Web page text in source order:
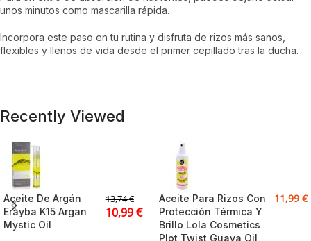
unos minutos como mascarilla rápida.
Incorpora este paso en tu rutina y disfruta de rizos más sanos,
flexibles y llenos de vida desde el primer cepillado tras la ducha.
Recently Viewed
Aceite De Argán
Erayba K15 Argan
Mystic Oil
13,74€
10,99€
Aceite Para Rizos Con
Protección Térmica Y
Brillo Lola Cosmetics
Plot Twist Guava Oil
11,99 €